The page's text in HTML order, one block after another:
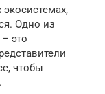
Одно из
это
чтобы